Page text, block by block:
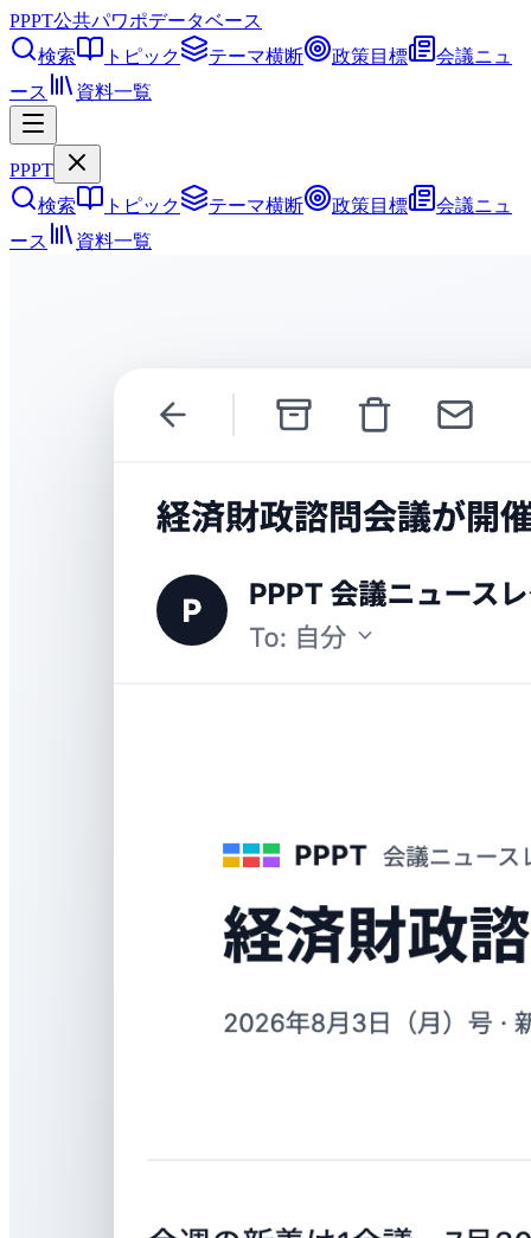
PPPT公共パワポデータベース
検索
トピック テーマ横断 政策目標
会議ニュ
ース
資料一覧
PPPT
検索
トピック テーマ横断 政策目標
会議ニュ
ース
資料一覧